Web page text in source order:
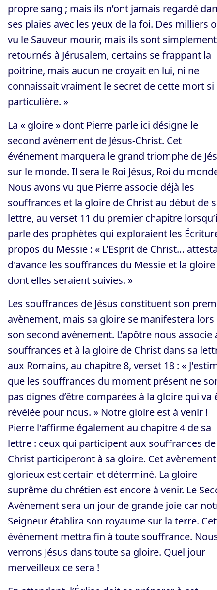
propre sang ; mais ils n’ont jamais regardé
ses plaies avec les yeux de la foi. Des milliers
vu le Sauveur mourir, mais ils sont simplement
retournés à Jérusalem, certains se frappant la
poitrine, mais aucun ne croyait en lui, ni ne
connaissait vraiment le secret de cette mort si
particulière. »
La « gloire » dont Pierre parle ici désigne le
second avènement de Jésus-Christ. Cet
événement marquera le grand triomphe de
sur le monde. Il sera le Roi Jésus, Roi du
Nous avons vu que Pierre associe déjà les
souffrances et la gloire de Christ au début de
lettre, au verset 11 du premier chapitre
parle des prophètes qui exploraient les
propos du Messie : « L'Esprit de Christ…
d'avance les souffrances du Messie et la gloire
dont elles seraient suivies. »
Les souffrances de Jésus constituent son
avènement, mais sa gloire se manifestera lors
son second avènement. L’apôtre nous associe
souffrances et à la gloire de Christ dans sa
aux Romains, au chapitre 8, verset 18 : «
que les souffrances du moment présent ne
pas dignes d’être comparées à la gloire qui va
révélée pour nous. » Notre gloire est à venir !
Pierre l'affirme également au chapitre 4 de sa
lettre : ceux qui participent aux souffrances de
Christ participeront à sa gloire. Cet avènement
glorieux est certain et déterminé. La gloire
suprême du chrétien est encore à venir. Le
Avènement sera un jour de grande joie car
Seigneur établira son royaume sur la terre. Cet
événement mettra fin à toute souffrance.
verrons Jésus dans toute sa gloire. Quel jour
merveilleux ce sera !